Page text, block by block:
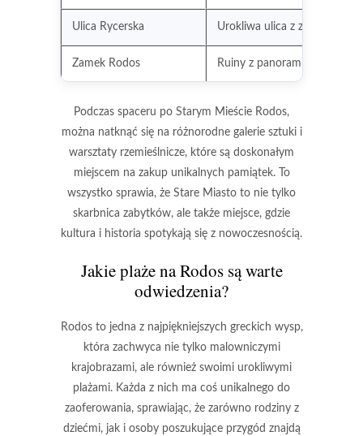
Ulica Rycerska Urokliwa ulica z
Zamek Rodos Ruiny z panoramicznymi
Podczas spaceru po Starym Mieście Rodos,
można natknąć się na różnorodne galerie sztuki i
warsztaty rzemieślnicze, które są doskonałym
miejscem na zakup unikalnych pamiątek. To
wszystko sprawia, że Stare Miasto to nie tylko
skarbnica zabytków, ale także miejsce, gdzie
kultura i historia spotykają się z nowoczesnością.
Jakie plaże na Rodos są warte
odwiedzenia?
Rodos to jedna z najpiękniejszych greckich wysp,
która zachwyca nie tylko malowniczymi
krajobrazami, ale również swoimi urokliwymi
plażami. Każda z nich ma coś unikalnego do
zaoferowania, sprawiając, że zarówno rodziny z
dziećmi, jak i osoby poszukujące przygód znajdą